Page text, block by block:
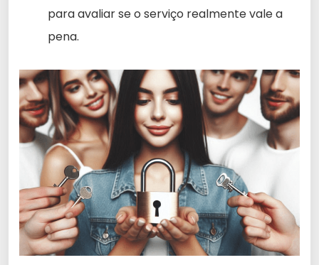
para avaliar se o serviço realmente vale a
pena.